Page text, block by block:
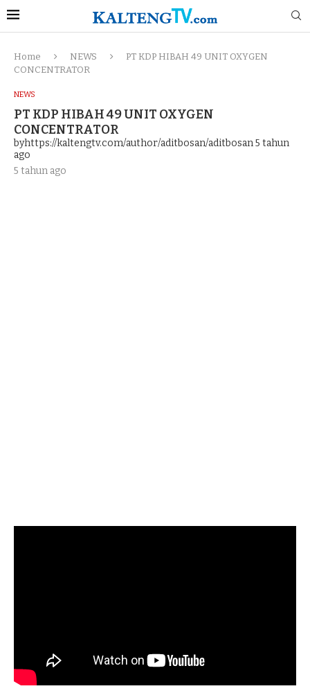
Home NEWS
PT KDP HIBAH 49 UNIT OXYGEN
CONCENTRATOR
NEWS
PT KDP HIBAH 49 UNIT OXYGEN
CONCENTRATOR
byhttps://kaltengtv.com/author/aditbosan/aditbosan5 tahun
ago
5 tahun ago